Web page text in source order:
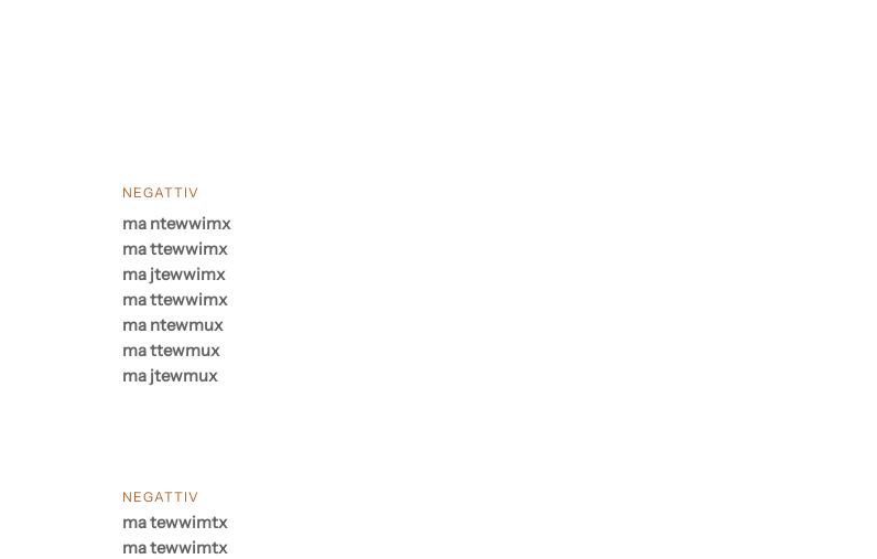
NEGATTIV
ma ntewwimx
ma ttewwimx
ma jtewwimx
ma ttewwimx
ma ntewmux
ma ttewmux
ma jtewmux
NEGATTIV
ma tewwimtx
ma tewwimtx